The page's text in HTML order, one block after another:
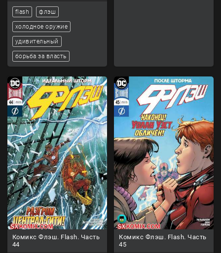
flash флэш
холодное оружие
удивительный
борьба за власть
Комикс Флэш. Flash. Часть
44
Комикс Флэш. Flash. Часть
45